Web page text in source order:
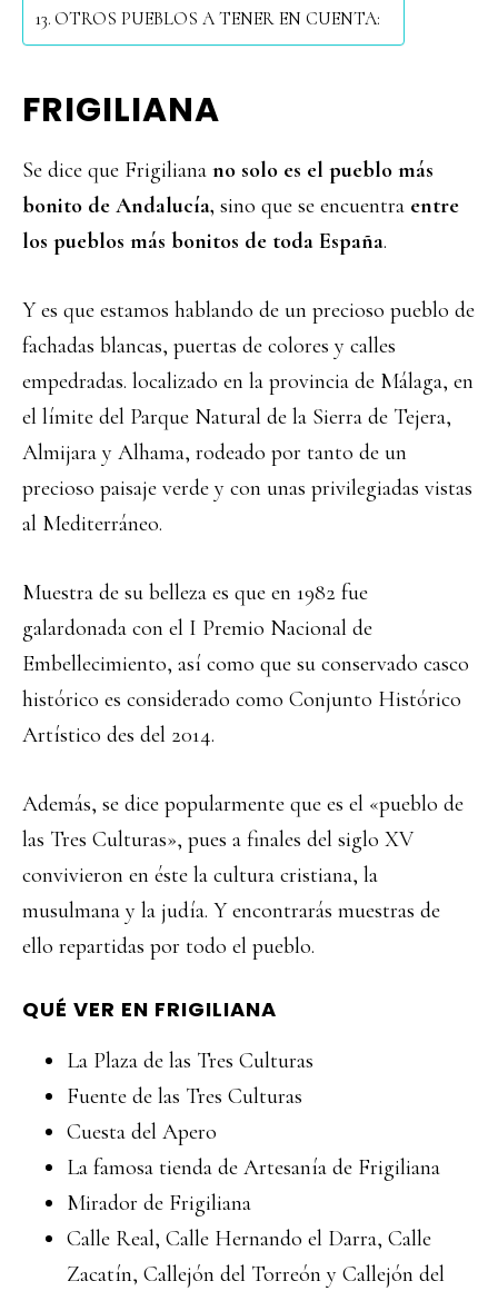
OTROS PUEBLOS A TENER EN CUENTA:
FRIGILIANA
Se dice que Frigiliana no solo es el pueblo más
bonito de Andalucía, sino que se encuentra entre
los pueblos más bonitos de toda España.
Y es que estamos hablando de un precioso pueblo de
fachadas blancas, puertas de colores y calles
empedradas. localizado en la provincia de Málaga, en
el límite del Parque Natural de la Sierra de Tejera,
Almijara y Alhama, rodeado por tanto de un
precioso paisaje verde y con unas privilegiadas vistas
al Mediterráneo.
Muestra de su belleza es que en 1982 fue
galardonada con el I Premio Nacional de
Embellecimiento, así como que su conservado casco
histórico es considerado como Conjunto Histórico
Artístico des del 2014.
Además, se dice popularmente que es el «pueblo de
las Tres Culturas», pues a finales del siglo XV
convivieron en éste la cultura cristiana, la
musulmana y la judía. Y encontrarás muestras de
ello repartidas por todo el pueblo.
QUÉ VER EN FRIGILIANA
La Plaza de las Tres Culturas
Fuente de las Tres Culturas
Cuesta del Apero
La famosa tienda de Artesanía de Frigiliana
Mirador de Frigiliana
Calle Real, Calle Hernando el Darra, Calle
Zacatín, Callejón del Torreón y Callejón del